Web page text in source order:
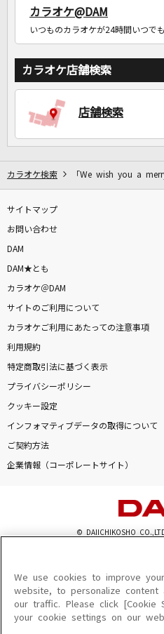
カラオケ@DAM
いつものカラオケが24時間いつで
カラオケ店舗検索
店舗検索
カラオケ検索 「We wish you a
サイトマップ
お問い合わせ
DAM
DAM★とも
カラオケ＠DAM
サイトのご利用について
カラオケご利用にあたっての注意事項
利用規約
特定商取引法に基づく表示
プライバシーポリシー
クッキー設定
インフォマティブデータの取得について
ご契約方法
企業情報（コーポレートサイト）
© DAIICHIKOSHO
このサイトに掲載されている一切の文章・
を問わず、著作権法の定める範囲を超えて
を禁じます。
楽曲及びコンテンツは、機種によりご利用
楽曲及びコンテンツの配信日、配信内容が変
We use cookies to improve
website, to personalize content
our traffic. Please click [Cookie
your cookie settings on our